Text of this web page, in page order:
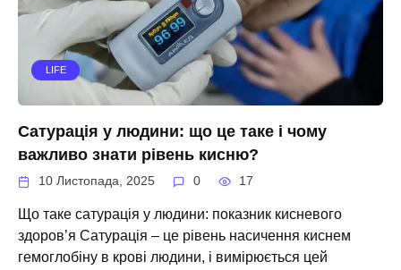
LIFE
Сатурація у людини: що це таке і чому
важливо знати рівень кисню?
10 Листопада, 2025 0 17
Що таке сатурація у людини: показник кисневого
здоров’я Сатурація – це рівень насичення киснем
гемоглобіну в крові людини, і вимірюється цей